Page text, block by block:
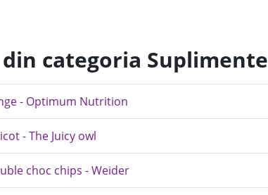
categoria Suplimente
- Optimum Nutrition
- The Juicy owl
choc chips - Weider